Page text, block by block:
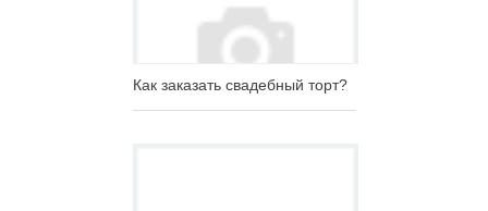
Как заказать свадебный торт?